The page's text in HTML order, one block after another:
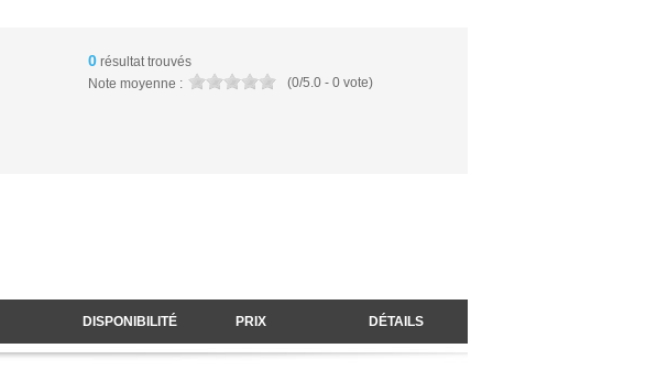
0 résultat trouvés
Note moyenne :
(0/5.0 - 0 vote)
DISPONIBILITÉ PRIX DÉTAILS